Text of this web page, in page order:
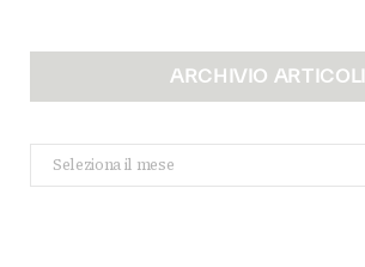
ARCHIVIO ARTICOLI
Archivio
Articoli